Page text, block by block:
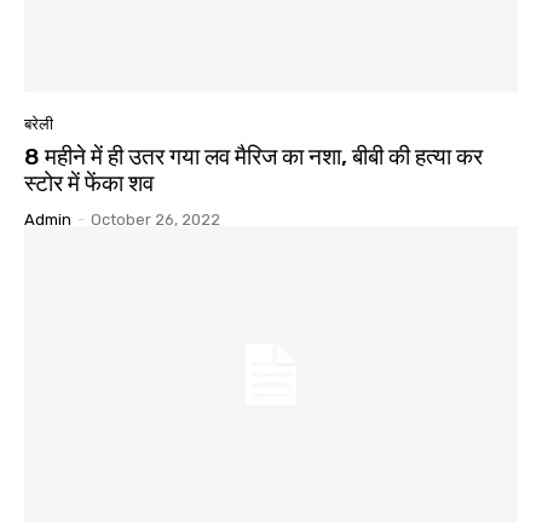
बरेली
8 महीने में ही उतर गया लव मैरिज का नशा, बीबी की हत्या कर
स्टोर में फेंका शव
Admin - October 26, 2022